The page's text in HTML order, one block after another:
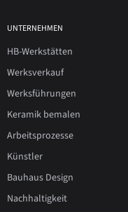
UNTERNEHMEN
HB-Werkstätten
Werksverkauf
Werksführungen
Keramik bemalen
Arbeitsprozesse
Künstler
Bauhaus Design
Nachhaltigkeit